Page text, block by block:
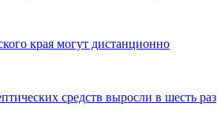
края могут дистанционно
средств выросли в шесть раз